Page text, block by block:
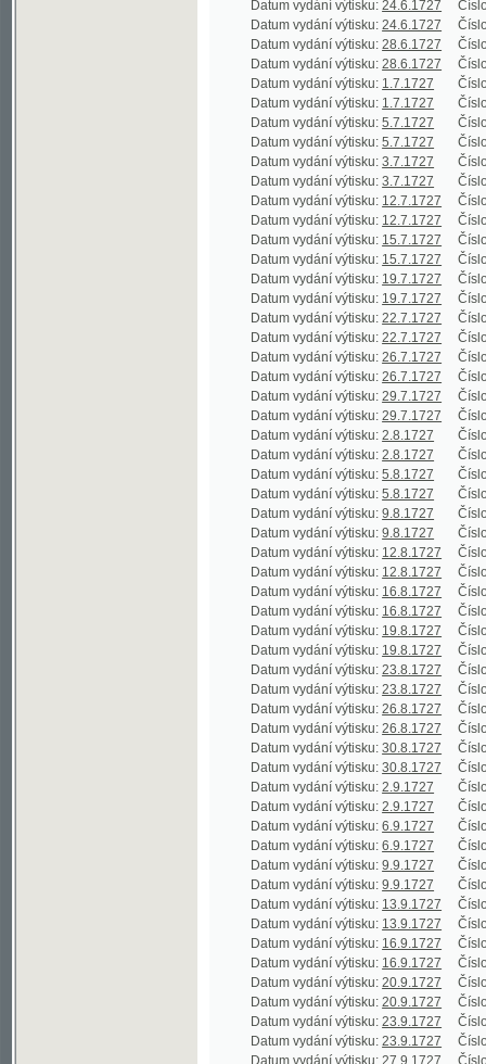
Datum vydání výtisku:15.7.1727
Číslo
Datum vydání výtisku:15.7.1727
Číslo
Datum vydání výtisku:19.7.1727
Číslo
Datum vydání výtisku:19.7.1727
Číslo
Datum vydání výtisku:22.7.1727
Číslo
Datum vydání výtisku: 22.7.1727 Číslo
Datum vydání výtisku: 26.7.1727 Číslo
Datum vydání výtisku:26.7.1727
Číslo
Datum vydání výtisku:29.7.1727
Číslo
Datum vydání výtisku:29.7.1727
Číslo
Datum vydání výtisku:2.8.1727
Číslo
Datum vydání výtisku:2.8.1727
Číslo
Datum vydání výtisku:5.8.1727
Číslo
Datum vydání výtisku:5.8.1727
Číslo
Datum vydání výtisku:9.8.1727
Číslo
Datum vydání výtisku:9.8.1727
Číslo
Datum vydání výtisku: 12.8.1727 Číslo
Datum vydání výtisku: 12.8.1727 Číslo
Datum vydání výtisku:16.8.1727
Číslo
Datum vydání výtisku:16.8.1727
Číslo
Datum vydání výtisku:19.8.1727
Číslo
Datum vydání výtisku:19.8.1727
Číslo
Datum vydání výtisku:23.8.1727
Číslo
Datum vydání výtisku:23.8.1727
Číslo
Datum vydání výtisku:26.8.1727
Číslo
Datum vydání výtisku:26.8.1727
Číslo
Datum vydání výtisku:30.8.1727
Číslo
Datum vydání výtisku: 30.8.1727 Číslo
Datum vydání výtisku: 2.9.1727 Číslo
Datum vydání výtisku:2.9.1727
Číslo
Datum vydání výtisku:6.9.1727
Číslo
Datum vydání výtisku:6.9.1727
Číslo
Datum vydání výtisku:9.9.1727
Číslo
Datum vydání výtisku:9.9.1727
Číslo
Datum vydání výtisku:13.9.1727
Číslo
Datum vydání výtisku:13.9.1727
Číslo
Datum vydání výtisku:16.9.1727
Číslo
Datum vydání výtisku:16.9.1727
Číslo
Datum vydání výtisku: 20.9.1727
Číslo
Datum vydání výtisku: 20.9.1727
Číslo
Datum vydání výtisku:23.9.1727
Číslo
Datum vydání výtisku:23.9.1727
Číslo
Datum vydání výtisku:27.9.1727
Číslo
Datum vydání výtisku:27.9.1727
Číslo
Datum vydání výtisku:30.9.1727
Číslo
Datum vydání výtisku:30.9.1727
Číslo
Datum vydání výtisku:4.10.1727
Číslo
Datum vydání výtisku:4.10.1727 Číslo
Datum vydání výtisku:7.10.1727 Číslo
Datum vydání výtisku: 7.10.1727
Číslo
Datum vydání výtisku: 11.10.1727 Číslo
Datum vydání výtisku:11.10.1727 Číslo
Datum vydání výtisku:14.10.1727 Číslo
Datum vydání výtisku:14.10.1727 Číslo
Datum vydání výtisku:18.10.1727 Číslo
Datum vydání výtisku:18.10.1727 Číslo
Datum vydání výtisku:21.10.1727 Číslo
Datum vydání výtisku:21.10.1727 Číslo
Datum vydání výtisku:25.10.1727 Číslo
Datum vydání výtisku:25.10.1727 Číslo